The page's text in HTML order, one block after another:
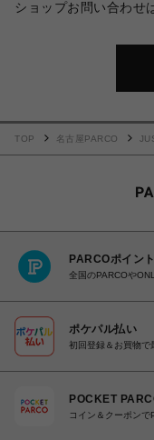
ショップお問い合わせ
TOP 名古屋PARCO
PARCOポイント
全国のPARCOや
ポケパル払い
初回登録＆お買物で
POCKET
コイン＆クーポン